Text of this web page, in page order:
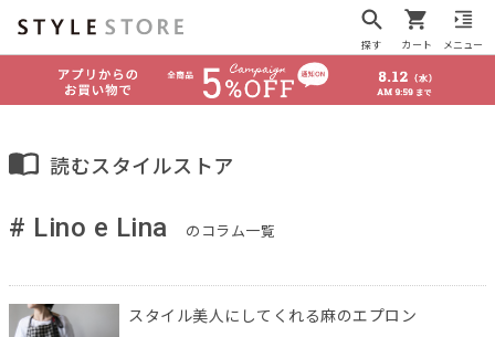
探す カート メニュー
読むスタイルストア
# Lino e Lina のコラム一覧
スタイル美人にしてくれる麻のエプロン